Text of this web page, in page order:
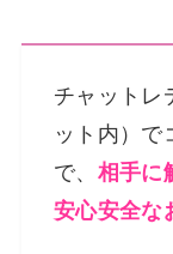
チャットレ
ット内）で
で、 相手に
安心安全な